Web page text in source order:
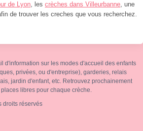
de Lyon, les crèches dans Villeurbanne, une
de trouver les creches que vous recherchez.
d'information sur les modes d'accueil des enfants
privées, ou d'entreprise), garderies, relais
jardin d'enfant, etc. Retrouvez prochainement
libres pour chaque crèche.
droits réservés